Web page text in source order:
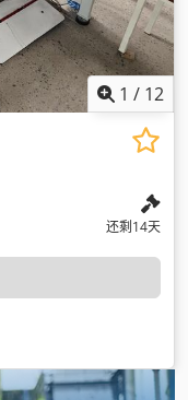
1 / 12
还剩14天